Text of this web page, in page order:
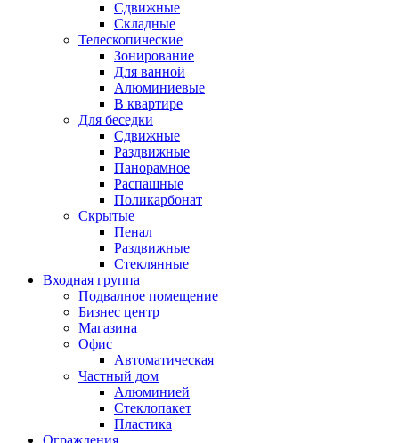
Сдвижные
Складные
Телескопические
Зонирование
Для ванной
Алюминиевые
В квартире
Для беседки
Сдвижные
Раздвижные
Панорамное
Распашные
Поликарбонат
Скрытые
Пенал
Раздвижные
Стеклянные
Входная группа
Подвалное помещение
Бизнес центр
Магазина
Офис
Автоматическая
Частный дом
Алюминией
Стеклопакет
Пластика
Ограждения